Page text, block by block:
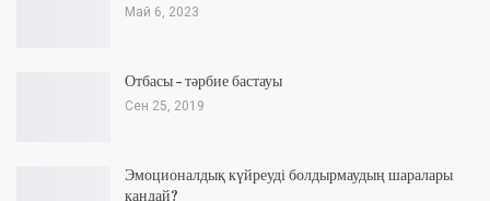
Май 6, 2023
Отбасы – тәрбие бастауы
Сен 25, 2019
Эмоционалдық күйреуді болдырмаудың шаралары
қандай?